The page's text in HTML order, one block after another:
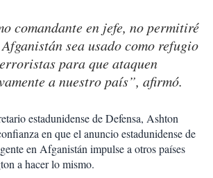
comandante en jefe, no permitiré
sea usado como refugio
para que ataquen
a nuestro país”, afirmó.
estadunidense de Defensa, Ashton
en que el anuncio estadunidense de
en Afganistán impulse a otros países
a hacer lo mismo.